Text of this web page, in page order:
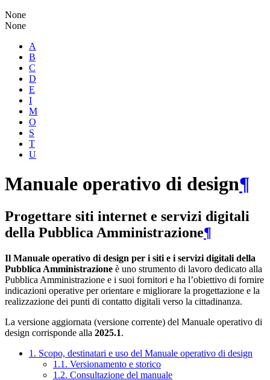
None
None
A
B
C
D
E
I
M
O
S
T
U
Manuale operativo di design¶
Progettare siti internet e servizi digitali
della Pubblica Amministrazione¶
Il Manuale operativo di design per i siti e i servizi digitali della
Pubblica Amministrazione è uno strumento di lavoro dedicato alla
Pubblica Amministrazione e i suoi fornitori e ha l’obiettivo di fornire
indicazioni operative per orientare e migliorare la progettazione e la
realizzazione dei punti di contatto digitali verso la cittadinanza.
La versione aggiornata (versione corrente) del Manuale operativo di
design corrisponde alla 2025.1.
1. Scopo, destinatari e uso del Manuale operativo di design
1.1. Versionamento e storico
1.2. Consultazione del manuale